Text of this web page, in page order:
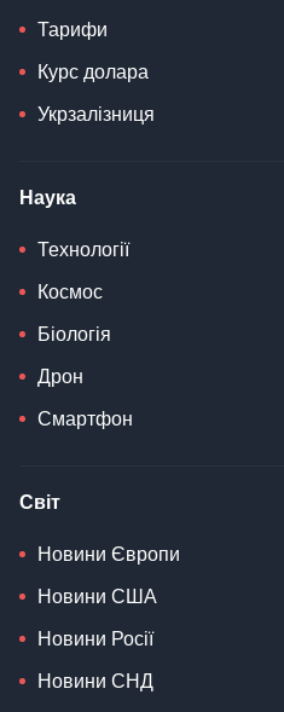
Тарифи
Курс долара
Укрзалізниця
Наука
Технології
Космос
Біологія
Дрон
Смартфон
Світ
Новини Європи
Новини США
Новини Росії
Новини СНД